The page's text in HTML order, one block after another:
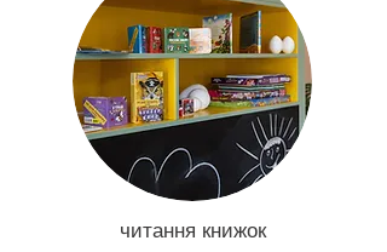
читання книжок